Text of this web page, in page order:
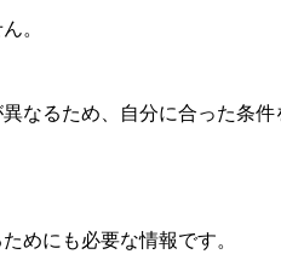
。
なるため、自分に合った条
めにも必要な情報です。